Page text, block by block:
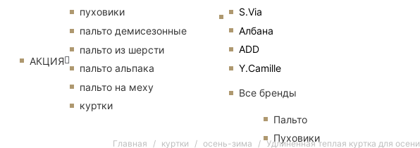
S.Via
Албана
ADD
Y.Camille
Все бренды
Пальто
Пуховики
АКЦИЯ
пуховики
пальто демисезонные
пальто из шерсти
пальто альпака
пальто на меху
куртки
Главная куртки осень-зима Удлиненная теплая куртка для осени